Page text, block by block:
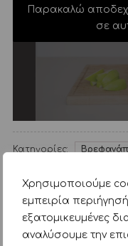
Χρησιμοποιούμε
εμπειρία
εξατομικευμένες
αναλύσουμε την
Παρακαλώ
σε
Κατηγορίες: